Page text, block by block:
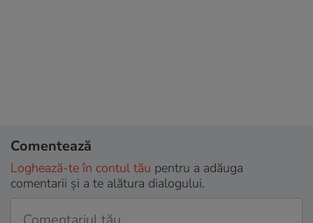
Comentează
Loghează-te în contul tău pentru a adăuga
comentarii și a te alătura dialogului.